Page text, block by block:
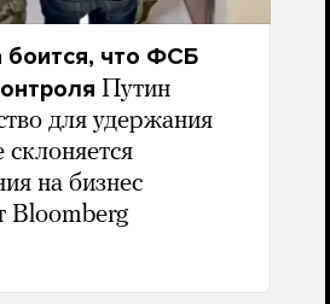
боится, что ФСБ
Путин
для удержания
на бизнес
Bloomberg